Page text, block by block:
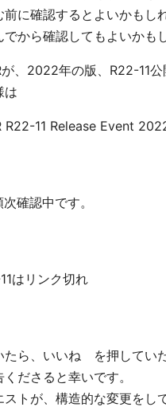
に確認するとよいかもし
から確認してもよいかも
、2022年の版、R22-11
は
R22-11 Release Event
確認中です。
はリンク切れ
たら、いいね を押してい
ださると幸いです。
ストが、構造的な変更をし